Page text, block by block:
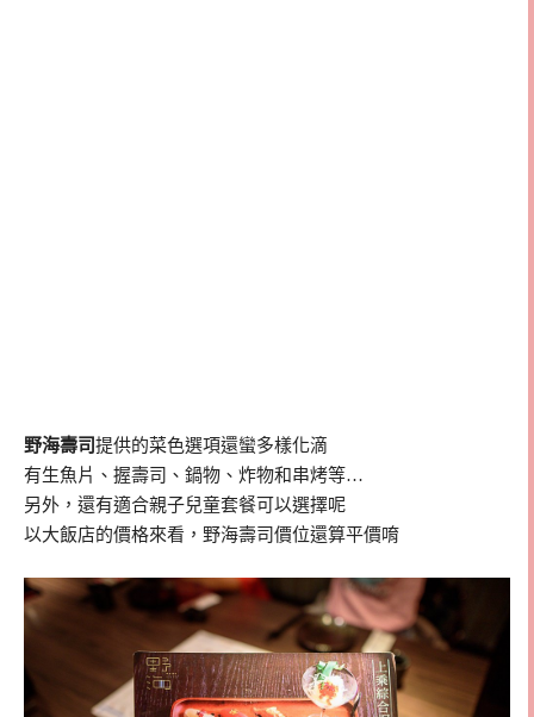
野海壽司提供的菜色選項還蠻多樣化滴
有生魚片、握壽司、鍋物、炸物和串烤等…
另外，還有適合親子兒童套餐可以選擇呢
以大飯店的價格來看，野海壽司價位還算平價唷